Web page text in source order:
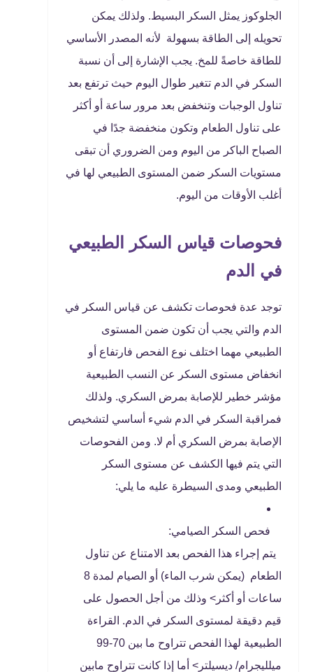
الجلوكوز يمثل السكر البسيط. ولذلك يمكن
تحويله إلى الطاقة بسهولة لأنه المصدر الأساسي
للطاقة خاصةً للمخ. يجب الإشارة إلى أن نسبة
السكر في الدم تتغير طوال اليوم حيث ترتفع بعد
تناول الوجبات وتنخفض بعد مرور ساعة أو أكثر
على تناول الطعام وتكون منخفضة جدًا في
الصباح الباكر من اليوم ومن الضروري أن تبقى
مستويات السكر ضمن المستوى الطبيعي لها في
أغلب الأوقات من اليوم.
فحوصات قياس السكر الطبيعي
في الدم
توجد عدة فحوصات تكشف عن قياس السكر في
الدم والتي يجب أن تكون ضمن المستوى
الطبيعي مهما اختلف نوع الفحص فارتفاع أو
انخفاض مستوى السكر عن النسب الطبيعية
مؤشر خطير للإصابة بمرض السكري. ولذلك
فمراقبة السكر في الدم شيء أساسي لتشخيص
الإصابة بمرض السكري أم لا. ومن الفحوصات
التي يتم فيها الكشف عن مستوى السكر
الطبيعي ومدى السيطرة عليه ما يلي:
فحص السكر الصيامي:
يتم إجراء هذا الفحص بعد الامتناع عن تناول
الطعام (يمكن شرب الماء) أو الصيام لمدة 8
ساعات أو أكثر> وذلك من أجل الحصول على
قيم دقيقة لمستوى السكر في الدم. القراءة
الطبيعية لهذا الفحص تتراوح ما بين 70-99
ميلليجرام/ ديسيلتر> أما إذا كانت تتراوح مابين